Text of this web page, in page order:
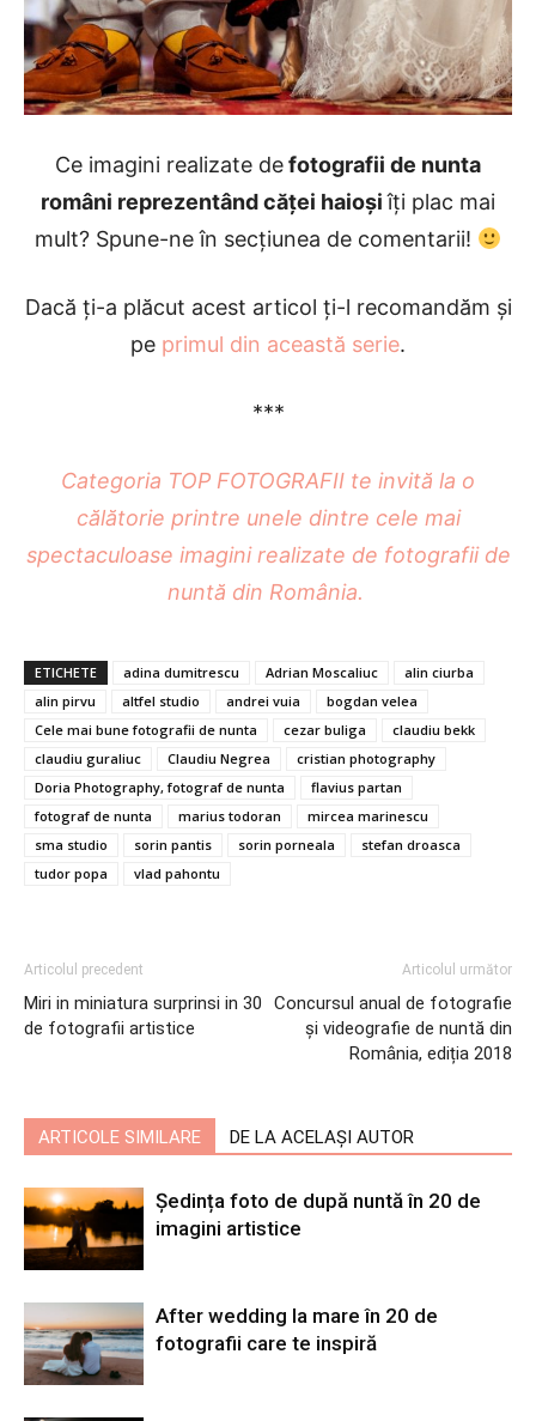
Ce imagini realizate defotografii de nunta
români reprezentând căței haioșiîți plac mai
mult? Spune-ne în secțiunea de comentarii!
Dacă ți-a plăcut acest articol ți-l recomandăm și
pe primul din această serie.
***
Categoria TOP FOTOGRAFII te invită la o
călătorie printre unele dintre cele mai
spectaculoase imagini realizate de fotografii de
nuntă din România.
ETICHETE adina dumitrescu Adrian Moscaliuc
alin ciurba
alin pirvu
altfel studio andrei vuia
bogdan velea
Cele mai bune fotografii de nunta
cezar buliga
claudiu bekk
claudiu guraliuc
Claudiu Negrea
cristian photography
Doria Photography, fotograf de nunta
flavius partan
fotograf de nunta
marius todoran
mircea marinescu
sma studio
sorin pantis sorin porneala
stefan droasca
tudor popa
vlad pahontu
Articolul precedent
Miri in miniatura surprinsi in 30
de fotografii artistice
Articolul următor
Concursul anual de fotografie
și videografie de nuntă din
România, ediția 2018
ARTICOLE SIMILARE DE LA ACELAȘI AUTOR
Ședința foto de după nuntă în 20 de
imagini artistice
After wedding la mare în 20 de
fotografii care te inspiră